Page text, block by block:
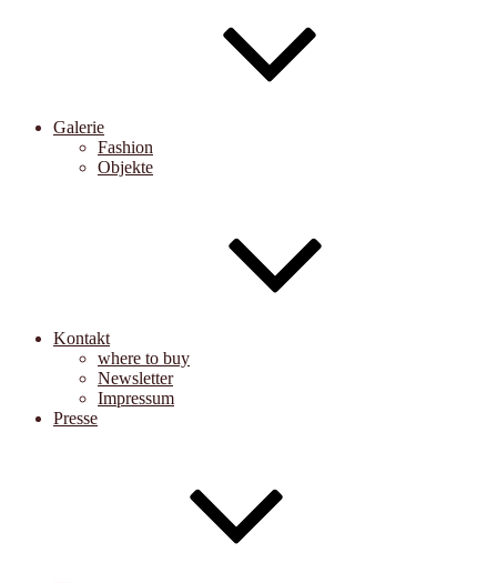
Galerie
Fashion
Objekte
Kontakt
where to buy
Newsletter
Impressum
Presse